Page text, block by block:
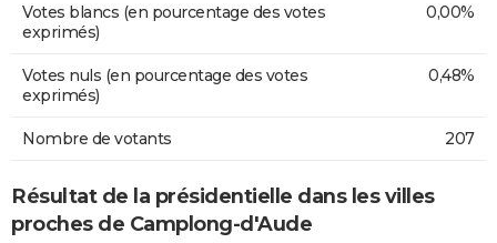
Votes blancs (en pourcentage des votes
exprimés)
0,00%
Votes nuls (en pourcentage des votes
exprimés)
0,48%
Nombre de votants 207
Résultat de la présidentielle dans les villes
proches de Camplong-d'Aude